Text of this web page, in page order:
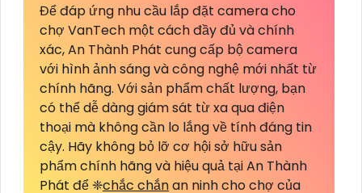
Để đáp ứng nhu cầu lắp đặt camera cho
chợ VanTech một cách đầy đủ và chính
xác, An Thành Phát cung cấp bộ camera
với hình ảnh sáng và công nghệ mới nhất từ
chính hãng. Với sản phẩm chất lượng, bạn
có thể dễ dàng giám sát từ xa qua điện
thoại mà không cần lo lắng về tính đáng tin
cậy. Hãy không bỏ lỡ cơ hội sở hữu sản
phẩm chính hãng và hiệu quả tại An Thành
Phát để ❈chắc chắnan ninh cho chợ của